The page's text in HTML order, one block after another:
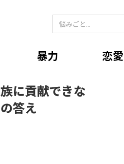
暴力 恋愛
に貢献できな
答え